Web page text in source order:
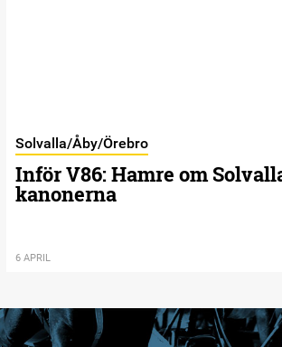
Solvalla/Åby/Örebro
Inför V86: Hamre om
kanonerna
6 APRIL